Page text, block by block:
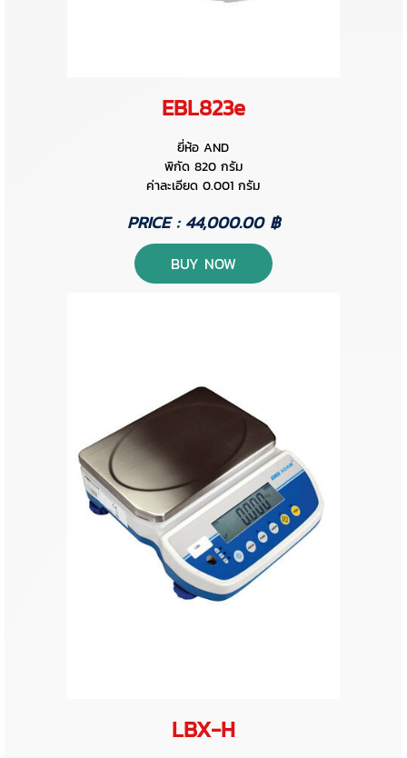
EBL823e
ยี่ห้อ AND
พิกัด 820 กรัม
ค่าละเอียด 0.001 กรัม
PRICE : 44,000.00 ฿
BUY NOW
LBX-H